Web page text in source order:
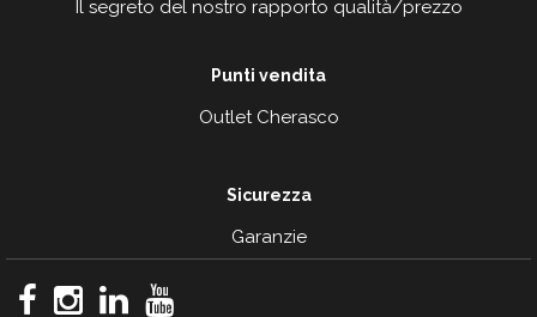
Il segreto del nostro rapporto qualità/prezzo
Punti vendita
Outlet Cherasco
Sicurezza
Garanzie